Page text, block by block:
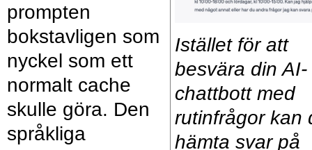
Istället för att
besvära din AI-
chattbott med
rutinfrågor kan
hämta svar på
prompten
bokstavligen som
nyckel som ett
normalt cache
skulle göra. Den
språkliga